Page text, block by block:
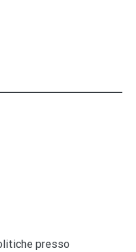
presso